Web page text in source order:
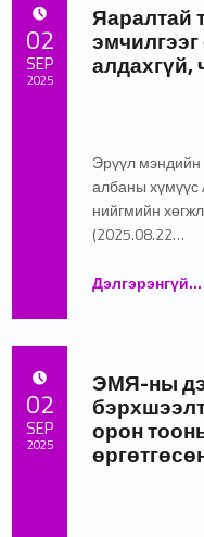
Яаралтай
эмчилгээг
алдахгүй,
Эрүүл
албаны хүмүүс
нийгмийн
(2025.08.22…
Дэлгэрэнгүй“Яаралтай түргэн тусламж,
…
POSTED ON:02
SEP
2025
ЭМЯ-ны
орон
POSTED ON:02
SEP
2025